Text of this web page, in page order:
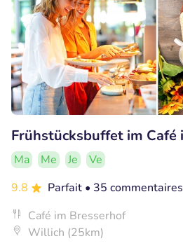
Frühstücksbuffet im Café
Ma Me Je
Ve
9.8
Parfait • 35 commentaires
Café im Bresserhof
Willich (25km)